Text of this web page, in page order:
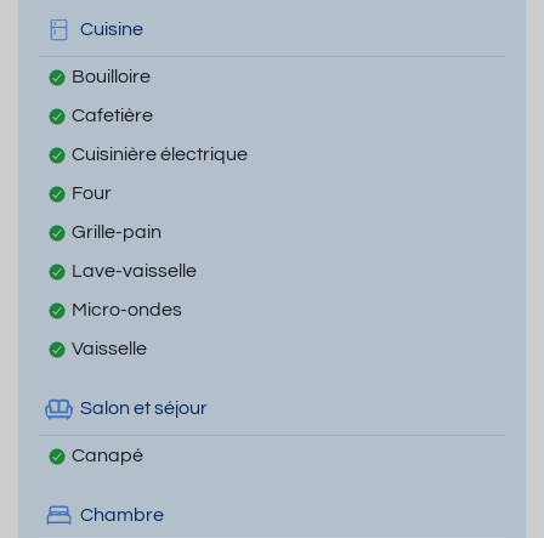
Cuisine
Bouilloire
Cafetière
Cuisinière électrique
Four
Grille-pain
Lave-vaisselle
Micro-ondes
Vaisselle
Salon et séjour
Canapé
Chambre